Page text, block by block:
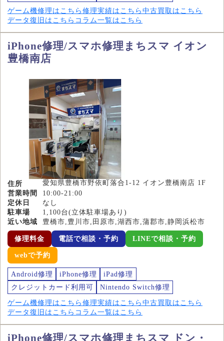
ゲーム機修理はこちら 修理実績はこちら 中古買取はこちら
データ復旧はこちら コラム一覧はこちら
iPhone修理/スマホ修理まちスマ イオン
豊橋南店
住所
愛知県豊橋市野依町落合1-12 イオン豊橋南店 1F
営業時間
10:00-21:00
定休日
なし
駐車場
1,100台(立体駐車場あり)
近い地域
豊橋市,豊川市,田原市,湖西市,蒲郡市,静岡浜松市
修理料金 電話で相談・予約 LINEで相談・予約
webで予約
Android修理 iPhone修理
iPad修理
クレジットカード利用可
Nintendo Switch修理
ゲーム機修理はこちら 修理実績はこちら 中古買取はこちら
データ復旧はこちら コラム一覧はこちら
iPhone修理/スマホ修理まちスマ ドン・